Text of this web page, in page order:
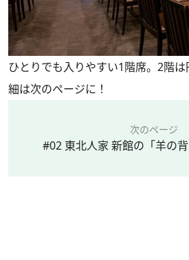
ひとりでも入りやすい1階席。2階
細は次のページに！
次のページ
#02 東北人家 新館の「羊の背